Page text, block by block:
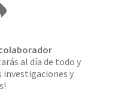
al día de todo y
y